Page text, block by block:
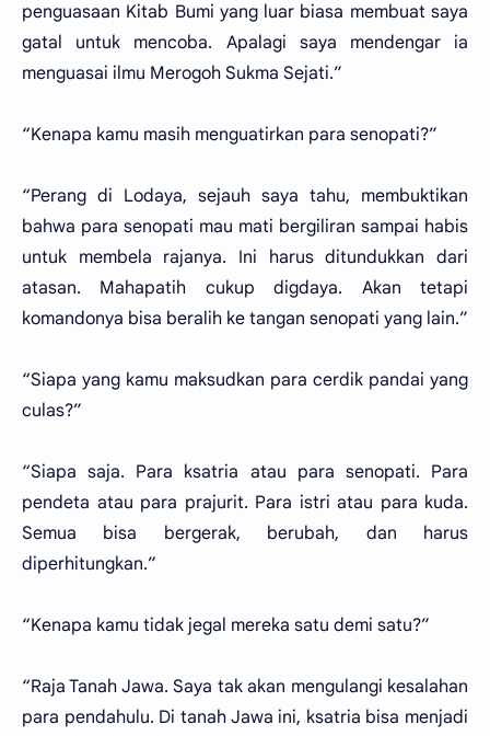
penguasaan Kitab Bumi yang luar biasa membuat saya
gatal untuk mencoba. Apalagi saya mendengar ia
menguasai ilmu Merogoh Sukma Sejati.”
“Kenapa kamu masih menguatirkan para senopati?”
“Perang di Lodaya, sejauh saya tahu, membuktikan
bahwa para senopati mau mati bergiliran sampai habis
untuk membela rajanya. Ini harus ditundukkan dari
atasan. Mahapatih cukup digdaya. Akan tetapi
komandonya bisa beralih ke tangan senopati yang lain.”
“Siapa yang kamu maksudkan para cerdik pandai yang
culas?”
“Siapa saja. Para ksatria atau para senopati. Para
pendeta atau para prajurit. Para istri atau para kuda.
Semua bisa bergerak, berubah, dan harus
diperhitungkan.”
“Kenapa kamu tidak jegal mereka satu demi satu?”
“Raja Tanah Jawa. Saya tak akan mengulangi kesalahan
para pendahulu. Di tanah Jawa ini, ksatria bisa menjadi